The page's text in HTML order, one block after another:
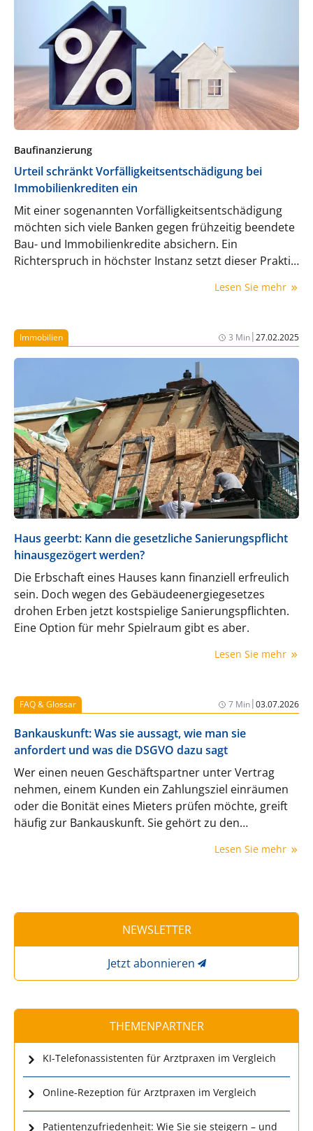
Baufinanzierung
Urteil schränkt Vorfälligkeitsentschädigung bei
Immobilienkrediten ein
Mit einer sogenannten Vorfälligkeitsentschädigung
möchten sich viele Banken gegen frühzeitig beendete
Bau- und Immobilienkredite absichern. Ein
Richterspruch in höchster Instanz setzt dieser Praktik
Lesen Sie mehr
Immobilien 3 Min|27.02.2025
Haus geerbt: Kann die gesetzliche Sanierungspflicht
hinausgezögert werden?
Die Erbschaft eines Hauses kann finanziell erfreulich
sein. Doch wegen des Gebäudeenergiegesetzes
drohen Erben jetzt kostspielige Sanierungspflichten.
Eine Option für mehr Spielraum gibt es aber.
Lesen Sie mehr
FAQ & Glossar 7 Min|03.07.2026
Bankauskunft: Was sie aussagt, wie man sie
anfordert und was die DSGVO dazu sagt
Wer einen neuen Geschäftspartner unter Vertrag
nehmen, einem Kunden ein Zahlungsziel einräumen
oder die Bonität eines Mieters prüfen möchte, greift
häufig zur Bankauskunft. Sie gehört zu den
ist gleichzeitig eines der am häufigsten
sie anfordert und wo ihre rechtlichen Grenzen liegen.
Lesen Sie mehr
NEWSLETTER
Jetzt abonnieren
THEMENPARTNER
KI-Telefonassistenten für Arztpraxen im Vergleich
Online-Rezeption für Arztpraxen im Vergleich
Patientenzufriedenheit: Wie Sie sie steigern – und